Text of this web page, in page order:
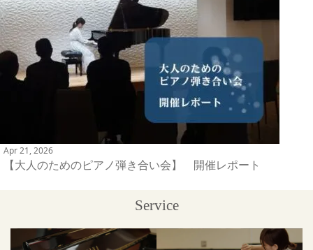
Apr 21, 2026
【大人のためのピアノ弾き合い会】 開催レポート
Service